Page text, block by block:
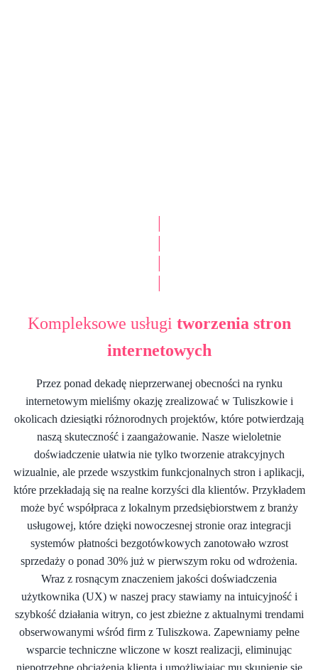
|
|
|
|
Kompleksowe usługi tworzenia stron
internetowych
Przez ponad dekadę nieprzerwanej obecności na rynku
internetowym mieliśmy okazję zrealizować w Tuliszkowie i
okolicach dziesiątki różnorodnych projektów, które potwierdzają
naszą skuteczność i zaangażowanie. Nasze wieloletnie
doświadczenie ułatwia nie tylko tworzenie atrakcyjnych
wizualnie, ale przede wszystkim funkcjonalnych stron i aplikacji,
które przekładają się na realne korzyści dla klientów. Przykładem
może być współpraca z lokalnym przedsiębiorstwem z branży
usługowej, które dzięki nowoczesnej stronie oraz integracji
systemów płatności bezgotówkowych zanotowało wzrost
sprzedaży o ponad 30% już w pierwszym roku od wdrożenia.
Wraz z rosnącym znaczeniem jakości doświadczenia
użytkownika (UX) w naszej pracy stawiamy na intuicyjność i
szybkość działania witryn, co jest zbieżne z aktualnymi trendami
obserwowanymi wśród firm z Tuliszkowa. Zapewniamy pełne
wsparcie techniczne wliczone w koszt realizacji, eliminując
niepotrzebne obciążenia klienta i umożliwiając mu skupienie się